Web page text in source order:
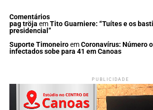
Comentários
pag tröja emTito Guarniere: “Tuítes e os
presidencial”
Suporte TimoneiroemCoronavírus: Número
infectados sobe para 41 em Canoas
PUBLICIDADE